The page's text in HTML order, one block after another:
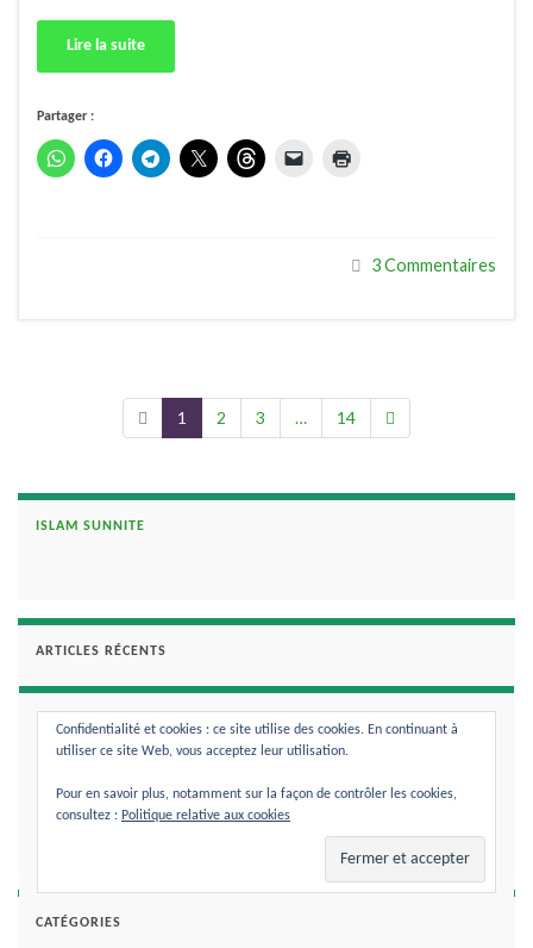
Lire la suite
Partager :
3 Commentaires
1 2 3 … 14
ISLAM SUNNITE
ARTICLES RÉCENTS
Le Chaykh Al-Mârighni parle des attributs de Allâh
Chaykh Ibn ‘Allân As-Siddîqi : La croyance de l’Imâm Ahmad Ibn
CATÉGORIES
Confidentialité et cookies : ce site utilise des cookies. En continuant à
utiliser ce site Web, vous acceptez leur utilisation.
Pour en savoir plus, notamment sur la façon de contrôler les cookies,
consultez : Politique relative aux cookies